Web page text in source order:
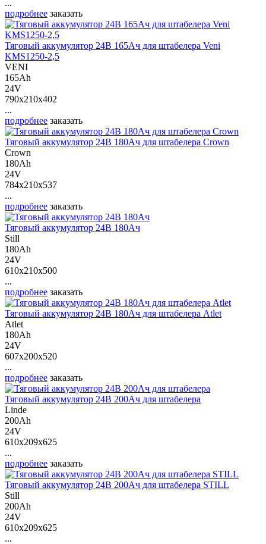
...
подробнее заказать
Тяговый аккумулятор 24В 165Ач для штабелера Veni
KMS1250-2,5
VENI
165Ah
24V
790x210x402
...
подробнее заказать
Тяговый аккумулятор 24В 180Ач для штабелера Crown
Crown
180Ah
24V
784x210x537
...
подробнее заказать
Тяговый аккумулятор 24В 180Ач
Still
180Ah
24V
610x210x500
...
подробнее заказать
Тяговый аккумулятор 24В 180Ач для штабелера Atlet
Atlet
180Ah
24V
607x200x520
...
подробнее заказать
Тяговый аккумулятор 24В 200Ач для штабелера
Linde
200Ah
24V
610x209x625
...
подробнее заказать
Тяговый аккумулятор 24В 200Ач для штабелера STILL
Still
200Ah
24V
610x209x625
...